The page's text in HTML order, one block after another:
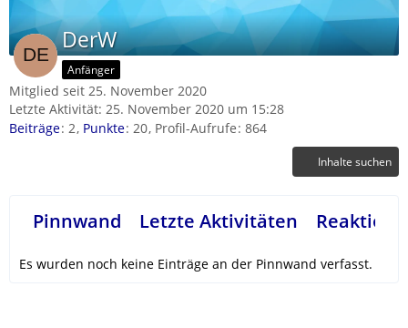
DerW
Anfänger
Mitglied seit 25. November 2020
Letzte Aktivität: 25. November 2020 um 15:28
Beiträge 2 Punkte 20 Profil-Aufrufe 864
Inhalte suchen
Pinnwand Letzte Aktivitäten
Es wurden noch keine Einträge an der Pinnwand verfasst.